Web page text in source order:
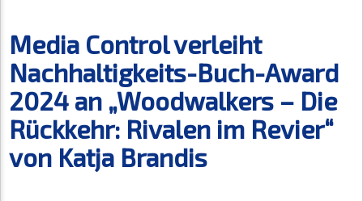
Media Control verleiht
Nachhaltigkeits-Buch-Award
2024 an „Woodwalkers – Die
Rückkehr: Rivalen im Revier“
von Katja Brandis